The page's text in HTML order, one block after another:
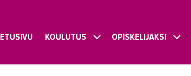
ETUSIVU KOULUTUS OPISKELIJAKSI